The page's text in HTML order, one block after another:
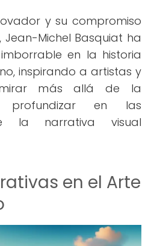
y su compromiso
Michel Basquiat ha
en la historia
inspirando a artistas y
más allá de la
en las
la narrativa visual
en el Arte